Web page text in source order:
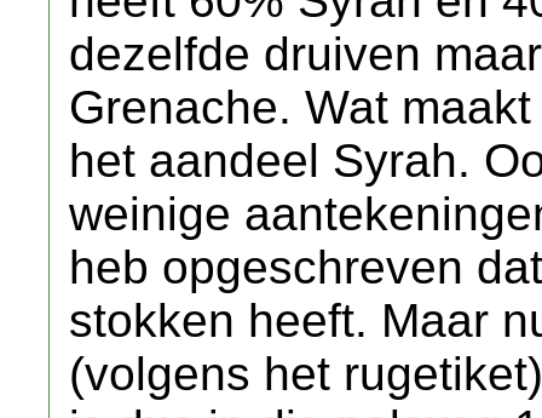
dezelfde druiven
Grenache. Wat
het aandeel Syrah.
weinige
heb opgeschreven
stokken heeft. Maar
(volgens het